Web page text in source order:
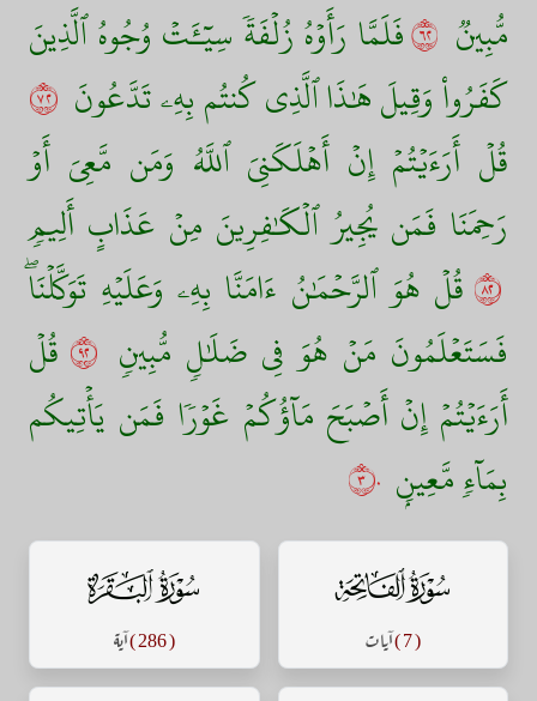
مُّبِينٞ ٢٦فَلَمَّا رَأَوۡهُ زُلۡفَةٗ سِيٓـَٔتۡ وُجُوهُ ٱلَّذِينَ
كَفَرُواْ وَقِيلَ هَٰذَا ٱلَّذِي كُنتُم بِهِۦ تَدَّعُونَ ٢٧
قُلۡ أَرَءَيۡتُمۡ إِنۡ أَهۡلَكَنِيَ ٱللَّهُ وَمَن مَّعِيَ أَوۡ
رَحِمَنَا فَمَن يُجِيرُ ٱلۡكَٰفِرِينَ مِنۡ عَذَابٍ أَلِيمٖ
٢٨قُلۡ هُوَ ٱلرَّحۡمَٰنُ ءَامَنَّا بِهِۦ وَعَلَيۡهِ تَوَكَّلۡنَاۖ
فَسَتَعۡلَمُونَ مَنۡ هُوَ فِي ضَلَٰلٖ مُّبِينٖ ٢٩ قُلۡ
أَرَءَيۡتُمۡ إِنۡ أَصۡبَحَ مَآؤُكُمۡ غَوۡرٗا فَمَن يَأۡتِيكُم
بِمَآءٖ مَّعِينِۭ ٣٠
سورة الفاتحة
( 7 ) آيات
سورة البقرة
( 286 ) آية